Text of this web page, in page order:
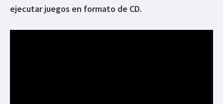
ejecutar juegos en formato de CD.